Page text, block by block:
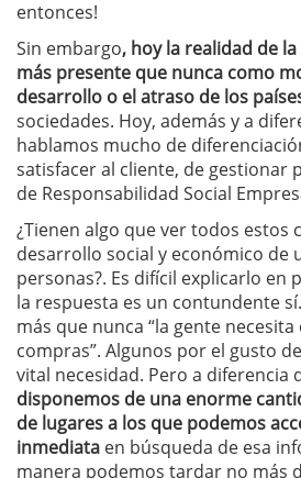
entonces!
Sin embargo, hoy la realidad de
más presente que nunca como
desarrollo o el atraso de los
sociedades. Hoy, además y a
hablamos mucho de
satisfacer al cliente, de gestionar
de Responsabilidad Social
¿Tienen algo que ver todos estos
desarrollo social y económico de
personas?. Es difícil explicarlo en
la respuesta es un contundente
más que nunca “la gente
compras”. Algunos por el gusto
vital necesidad. Pero a diferencia
disponemos de una enorme
de lugares a los que podemos
inmediata en búsqueda de esa
manera podemos tardar no más